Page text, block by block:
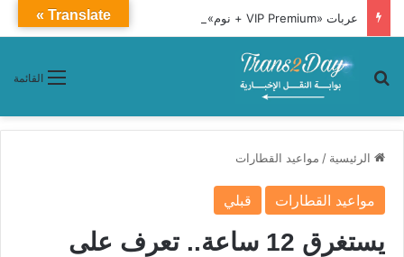
عربات «VIP Premium + نوم».. مواعيد وأسعار تذاكر قطار 1091 من أسوان إلى القاهرة
القائمة بحث عن
الرئيسية / مواعيد القطارات
مواعيد القطارات قبلي
يستغرق 12 ساعة.. تعرف على
Translate »